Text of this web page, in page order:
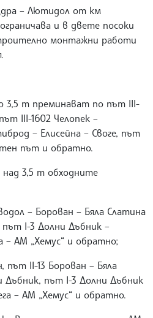
– Лютидол от км
и в двете посоки
монтажни работи
3,5 т преминават по път III-
III-1602 Челопек –
– Елисейна – Своге, път
път и обратно.
над 3,5 т обходните
– Борован – Бяла Слатина
I-3 Долни Дъбник –
– АМ „Хемус“ и обратно;
път II-13 Борован – Бяла
Дъбник, път I-3 Долни Дъбник
– АМ „Хемус“ и обратно.